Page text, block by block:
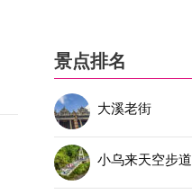
景点排名
大溪老街
小乌来天空步道